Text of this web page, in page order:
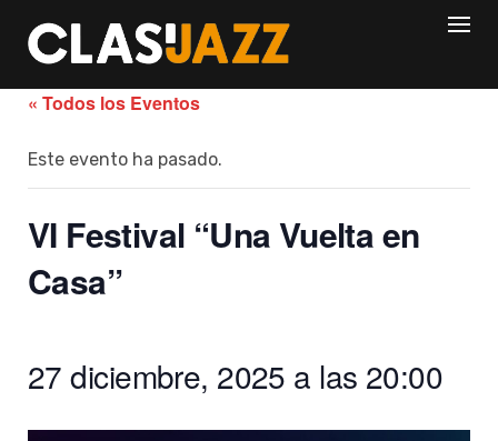
content
« Todos los Eventos
Este evento ha pasado.
VI Festival “Una Vuelta en
Casa”
27 diciembre, 2025 a las 20:00